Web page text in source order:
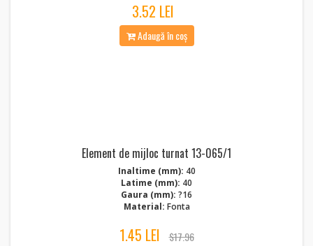
3.52 LEI
Adaugă în coș
Element de mijloc turnat 13-065/1
Inaltime (mm): 40
Latime (mm): 40
Gaura (mm): ?16
Material: Fonta
1.45 LEI
$17.96